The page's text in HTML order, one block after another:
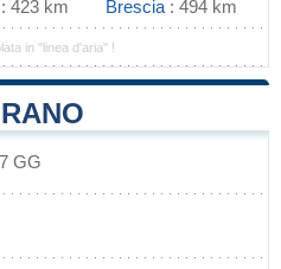
: 423 km Brescia : 494 km
in "linea d'aria" !
GG